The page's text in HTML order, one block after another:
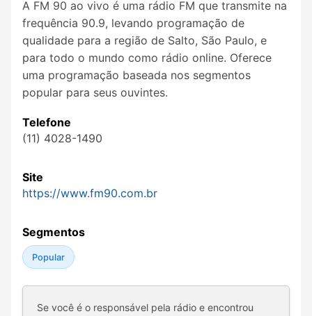
A FM 90 ao vivo é uma rádio FM que transmite na
frequência 90.9, levando programação de
qualidade para a região de Salto, São Paulo, e
para todo o mundo como rádio online. Oferece
uma programação baseada nos segmentos
popular para seus ouvintes.
Telefone
(11) 4028-1490
Site
https://www.fm90.com.br
Segmentos
Popular
Se você é o responsável pela rádio e encontrou